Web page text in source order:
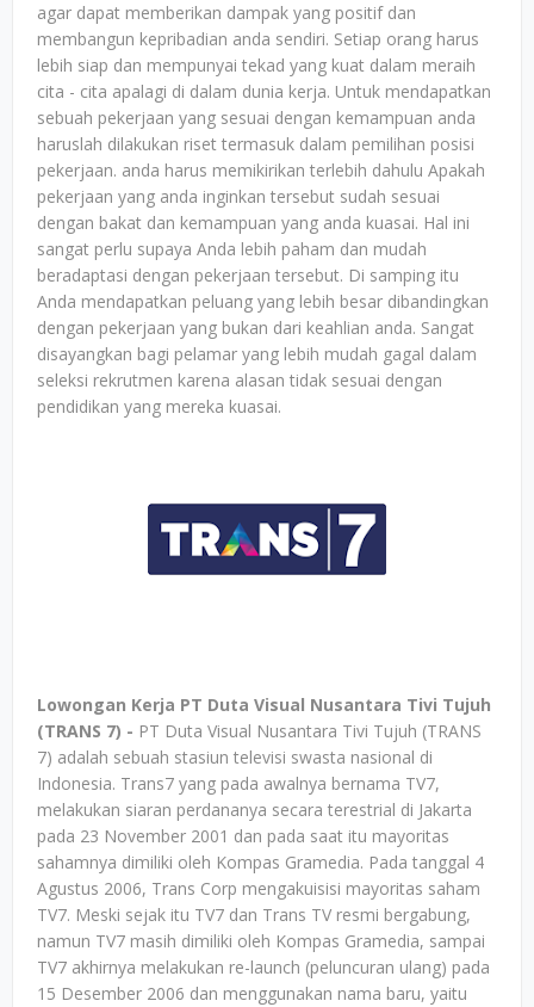
agar dapat memberikan dampak yang positif dan
membangun kepribadian anda sendiri. Setiap orang harus
lebih siap dan mempunyai tekad yang kuat dalam meraih
cita - cita apalagi di dalam dunia kerja. Untuk mendapatkan
sebuah pekerjaan yang sesuai dengan kemampuan anda
haruslah dilakukan riset termasuk dalam pemilihan posisi
pekerjaan. anda harus memikirikan terlebih dahulu Apakah
pekerjaan yang anda inginkan tersebut sudah sesuai
dengan bakat dan kemampuan yang anda kuasai. Hal ini
sangat perlu supaya Anda lebih paham dan mudah
beradaptasi dengan pekerjaan tersebut. Di samping itu
Anda mendapatkan peluang yang lebih besar dibandingkan
dengan pekerjaan yang bukan dari keahlian anda. Sangat
disayangkan bagi pelamar yang lebih mudah gagal dalam
seleksi rekrutmen karena alasan tidak sesuai dengan
pendidikan yang mereka kuasai.
Lowongan Kerja PT Duta Visual Nusantara Tivi Tujuh
(TRANS 7) - PT Duta Visual Nusantara Tivi Tujuh (TRANS
7) adalah sebuah stasiun televisi swasta nasional di
Indonesia. Trans7 yang pada awalnya bernama TV7,
melakukan siaran perdananya secara terestrial di Jakarta
pada 23 November 2001 dan pada saat itu mayoritas
sahamnya dimiliki oleh Kompas Gramedia. Pada tanggal 4
Agustus 2006, Trans Corp mengakuisisi mayoritas saham
TV7. Meski sejak itu TV7 dan Trans TV resmi bergabung,
namun TV7 masih dimiliki oleh Kompas Gramedia, sampai
TV7 akhirnya melakukan re-launch (peluncuran ulang) pada
15 Desember 2006 dan menggunakan nama baru, yaitu